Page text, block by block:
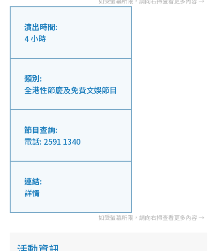
演出時間:
4 小時
類別:
全港性節慶及免費文娛節目
節目查詢:
電話: 2591 1340
連結:
詳情